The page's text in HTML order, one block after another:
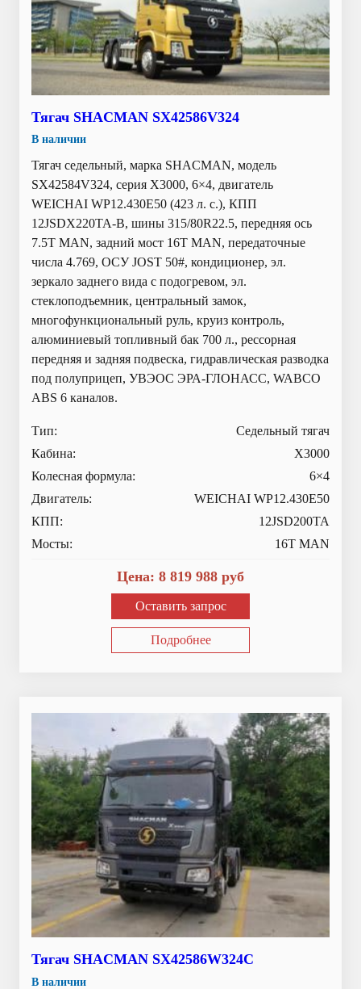
Тягач SHACMAN SX42586V324
В наличии
Тягач седельный, марка SHACMAN, модель
SX42584V324, серия Х3000, 6×4, двигатель
WEICHAI WP12.430E50 (423 л. с.), КПП
12JSDX220TA-B, шины 315/80R22.5, передняя ось
7.5T MAN, задний мост 16T MAN, передаточные
числа 4.769, ОСУ JOST 50#, кондиционер, эл.
зеркало заднего вида с подогревом, эл.
стеклоподъемник, центральный замок,
многофункциональный руль, круиз контроль,
алюминиевый топливный бак 700 л., рессорная
передняя и задняя подвеска, гидравлическая разводка
под полуприцеп, УВЭОС ЭРА-ГЛОНАСС, WABCO
ABS 6 каналов.
Тип:
Седельный тягач
Кабина:
X3000
Колесная формула:
6×4
Двигатель:
WEICHAI WP12.430E50
КПП:
12JSD200TA
Мосты:
16T MAN
Цена: 8 819 988 руб
Оставить запрос
Подробнее
Тягач SHACMAN SX42586W324C
В наличии